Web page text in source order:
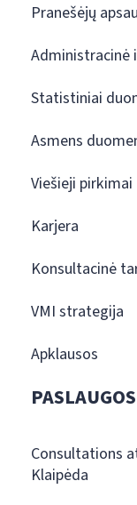
Pranešėjų
Administracinė
Statistiniai
Asmens
Viešieji pirkimai
Karjera
Konsultacinė
VMI strategija
Apklausos
PASLAUGOS
Consultations
Klaipėda